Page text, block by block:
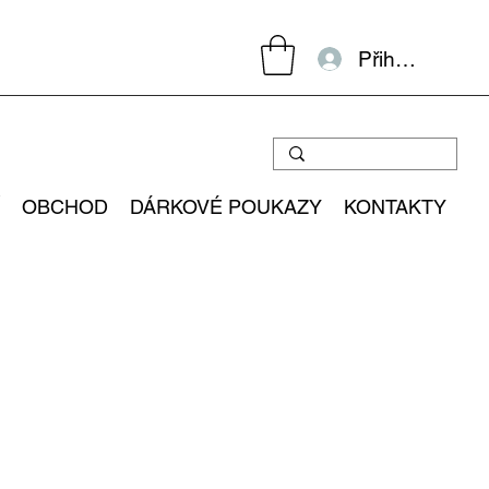
Přihlásit se
OBCHOD DÁRKOVÉ POUKAZY KONTAKTY